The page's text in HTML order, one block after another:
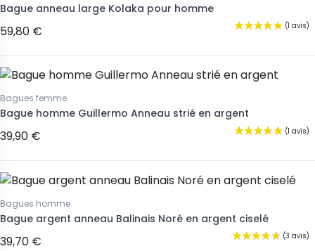
Bague anneau large Kolaka pour homme
59,80 €
Bagues femme
Bague homme Guillermo Anneau strié en argent
39,90 €
Bagues homme
Bague argent anneau Balinais Noré en argent ciselé
39,70 €